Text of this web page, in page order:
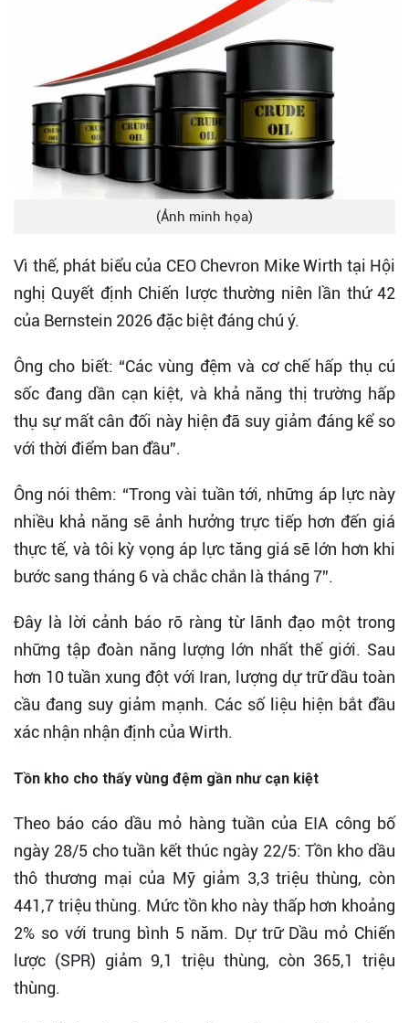
(Ảnh minh họa)
Vì thế, phát biểu của CEO Chevron Mike Wirth tại Hội
nghị Quyết định Chiến lược thường niên lần thứ 42
của Bernstein 2026 đặc biệt đáng chú ý.
Ông cho biết: “Các vùng đệm và cơ chế hấp thụ cú
sốc đang dần cạn kiệt, và khả năng thị trường hấp
thụ sự mất cân đối này hiện đã suy giảm đáng kể so
với thời điểm ban đầu”.
Ông nói thêm: “Trong vài tuần tới, những áp lực này
nhiều khả năng sẽ ảnh hưởng trực tiếp hơn đến giá
thực tế, và tôi kỳ vọng áp lực tăng giá sẽ lớn hơn khi
bước sang tháng 6 và chắc chắn là tháng 7”.
Đây là lời cảnh báo rõ ràng từ lãnh đạo một trong
những tập đoàn năng lượng lớn nhất thế giới. Sau
hơn 10 tuần xung đột với Iran, lượng dự trữ dầu toàn
cầu đang suy giảm mạnh. Các số liệu hiện bắt đầu
xác nhận nhận định của Wirth.
Tồn kho cho thấy vùng đệm gần như cạn kiệt
Theo báo cáo dầu mỏ hàng tuần của EIA công bố
ngày 28/5 cho tuần kết thúc ngày 22/5: Tồn kho dầu
thô thương mại của Mỹ giảm 3,3 triệu thùng, còn
441,7 triệu thùng. Mức tồn kho này thấp hơn khoảng
2% so với trung bình 5 năm. Dự trữ Dầu mỏ Chiến
lược (SPR) giảm 9,1 triệu thùng, còn 365,1 triệu
thùng.